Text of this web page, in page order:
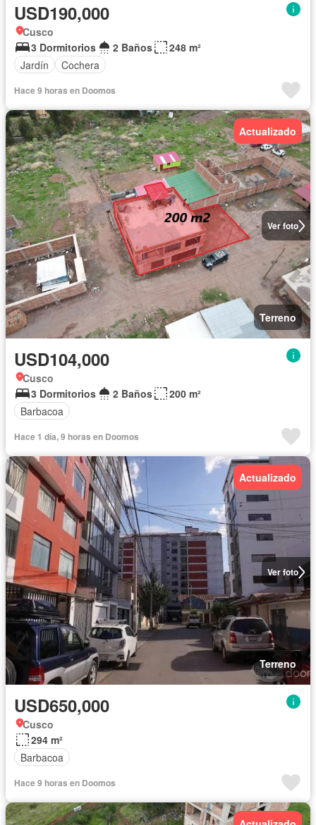
USD190,000
Cusco
3 Dormitorios
2 Baños
248 m²
Jardín
Cochera
Hace 9 horas en Doomos
Ver foto
Actualizado
Terreno
USD104,000
Cusco
3 Dormitorios
2 Baños
200 m²
Barbacoa
Hace 1 día, 9 horas en Doomos
Ver foto
Actualizado
Terreno
USD650,000
Cusco
294 m²
Barbacoa
Hace 9 horas en Doomos